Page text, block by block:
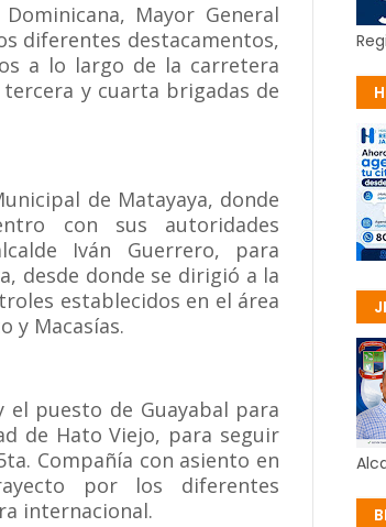
Mayor General
diferentes destacamentos,
a lo largo de la carretera
y cuarta brigadas de
de Matayaya, donde
con sus autoridades
Iván Guerrero, para
desde donde se dirigió a la
establecidos en el área
y Macasías.
puesto de Guayabal para
de Hato Viejo, para seguir
Compañía con asiento en
por los diferentes
internacional.